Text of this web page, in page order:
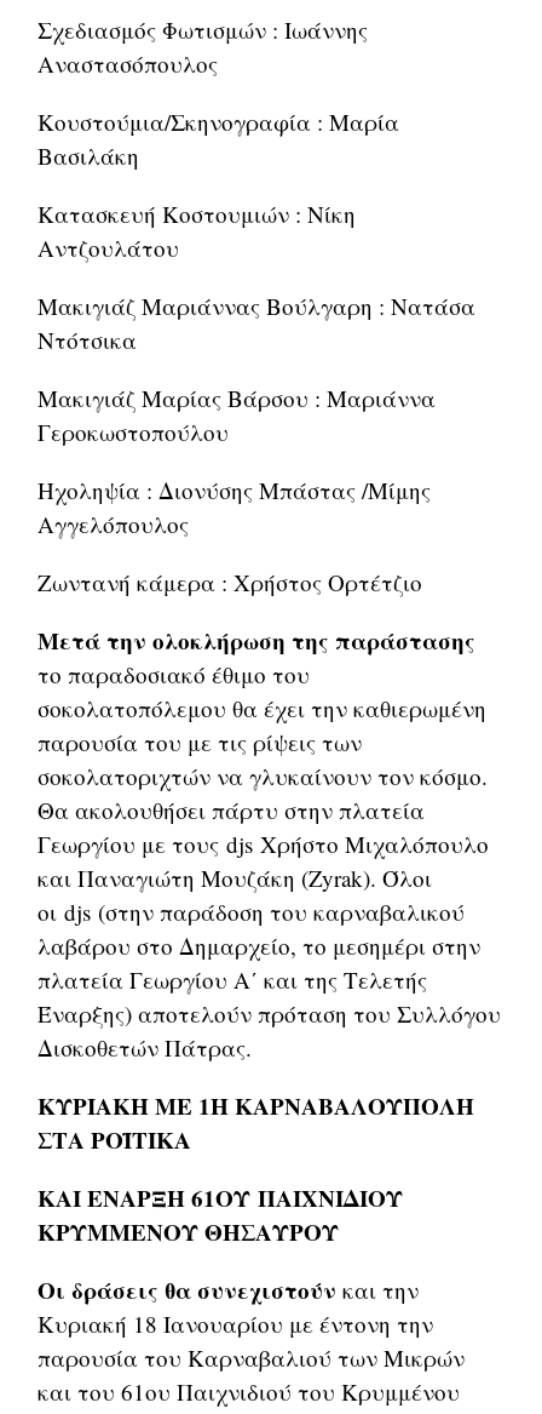
Σχεδιασμός Φωτισμών : Ιωάννης
Αναστασόπουλος
Κουστούμια/Σκηνογραφία : Μαρία
Βασιλάκη
Κατασκευή Κοστουμιών : Νίκη
Αντζουλάτου
Μακιγιάζ Μαριάννας Βούλγαρη : Νατάσα
Ντότσικα
Μακιγιάζ Μαρίας Βάρσου : Μαριάννα
Γεροκωστοπούλου
Ηχοληψία : Διονύσης Μπάστας /Μίμης
Αγγελόπουλος
Ζωντανή κάμερα : Χρήστος Ορτέτζιο
Μετά την ολοκλήρωση της παράστασης
το παραδοσιακό έθιμο του
σοκολατοπόλεμου θα έχει την καθιερωμένη
παρουσία του με τις ρίψεις των
σοκολατοριχτών να γλυκαίνουν τον κόσμο.
Θα ακολουθήσει πάρτυ στην πλατεία
Γεωργίου με τους djs Χρήστο Μιχαλόπουλο
και Παναγιώτη Μουζάκη (Zyrak). Όλοι
οι djs (στην παράδοση του καρναβαλικού
λαβάρου στο Δημαρχείο, το μεσημέρι στην
πλατεία Γεωργίου Α΄ και της Τελετής
Έναρξης) αποτελούν πρόταση του Συλλόγου
Δισκοθετών Πάτρας.
ΚΥΡΙΑΚΗ ΜΕ 1Η ΚΑΡΝΑΒΑΛΟΥΠΟΛΗ
ΣΤΑ ΡΟΪΤΙΚΑ
ΚΑΙ ΕΝΑΡΞΗ 61ΟΥ ΠΑΙΧΝΙΔΙΟΥ
ΚΡΥΜΜΕΝΟΥ ΘΗΣΑΥΡΟΥ
Οι δράσεις θα συνεχιστούνκαι την
Κυριακή 18 Ιανουαρίου με έντονη την
παρουσία του Καρναβαλιού των Μικρών
και του 61ου Παιχνιδιού του Κρυμμένου